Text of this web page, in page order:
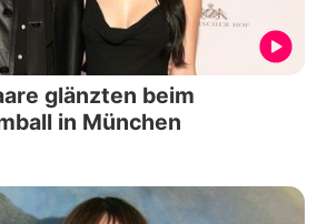
glänzten beim
in München